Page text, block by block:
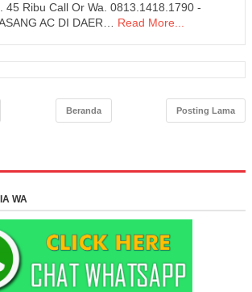
45 Ribu Call Or Wa. 0813.1418.1790 -
AC DI DAER… Read More...
Posting Lama
Beranda
WA